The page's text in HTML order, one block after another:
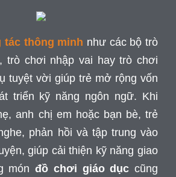
thông minh như các bộ trò
trò chơi nhập vai hay trò chơi
tuyệt vời giúp trẻ mở rộng vốn
triển kỹ năng ngôn ngữ. Khi
anh chị em hoặc bạn bè, trẻ
phản hồi và tập trung vào
giúp cải thiện kỹ năng giao
món đồ chơi giáo dục cũng